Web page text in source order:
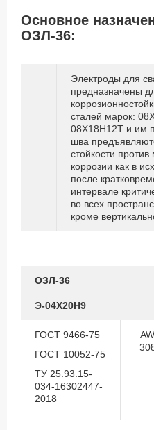
Основное
ОЗЛ-36:
Электроды для
предназначены
сталей марок:
08Х18Н12Т и им
шва
стойкости
коррозии как в
после
интервале
во всех
кроме
ОЗЛ-36
Э-04Х20Н9
ГОСТ 9466-75
ГОСТ 10052-75
ТУ 25.93.15-
034-16302447-
2018